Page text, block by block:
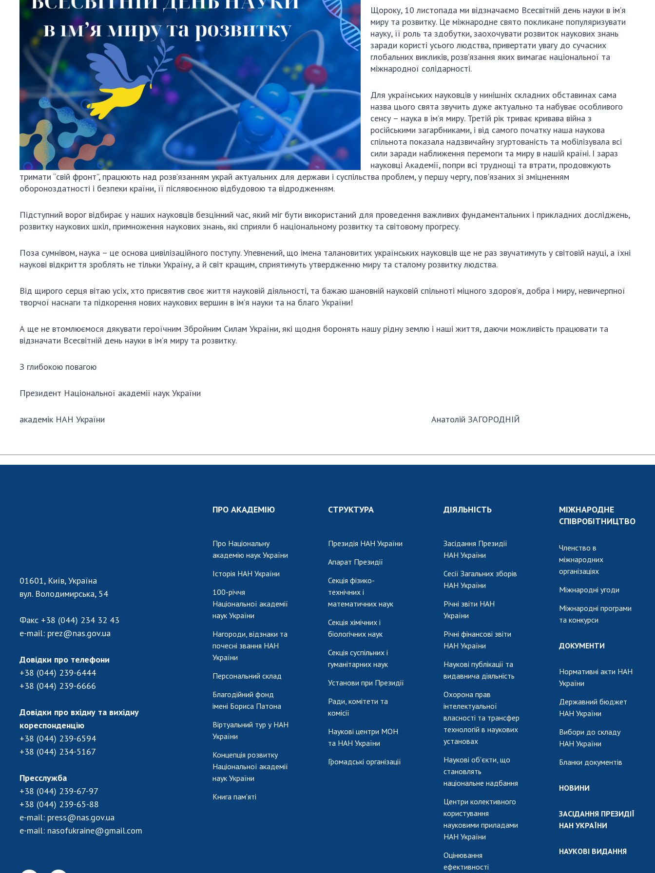
Персональний склад
Благодійний фонд
імені Бориса Патона
Віртуальний тур у
НАН України
Концепція розвитку
Національної
академії наук
України
Книга пам'яті
наук
Установи при
Президії
Ради, комітети
та комісії
Наукові центри
МОН та НАН
України
Громадські
організації
національне надбання
Центри колективного
користування науковими
приладами НАН України
Оцінювання ефективності
діяльності наукових установ
Конкурси наукових досліджень
НАН України
Відкрита наука в НАН України
Підготовка наукових кадрів
Робота з молоддю
НАН України
Державний
бюджет НАН
України
Вибори до складу
НОВИНИ
ЗАСІДАННЯ
ПРЕЗИДІЇ НАН
УКРАЇНИ
НАУКОВІ
ВИДАННЯ
АКАДЕМІЯ
КОНТАКТИ
Щороку, 10 листопада ми відзначаємо Всесвітній день науки в ім’я
миру та розвитку. Це міжнародне свято покликане популяризувати
науку, її роль та здобутки, заохочувати розвиток наукових знань
заради користі усього людства, привертати увагу до сучасних
глобальних викликів, розв’язання яких вимагає національної та
міжнародної солідарності.
Для українських науковців у нинішніх складних обставинах сама
назва цього свята звучить дуже актуально та набуває особливого
сенсу – наука в ім’я миру. Третій рік триває кривава війна з
російськими загарбниками, і від самого початку наша наукова
спільнота показала надзвичайну згуртованість та мобілізувала всі
сили заради наближення перемоги та миру в нашій країні. І зараз
науковці Академії, попри всі труднощі та втрати, продовжують
тримати “свій фронт”, працюють над розв’язанням украй актуальних для держави і суспільства проблем, у першу чергу, пов'язаних зі зміцненням
обороноздатності і безпеки країни, її післявоєнною відбудовою та відродженням.
Підступний ворог відбирає у наших науковців безцінний час, який міг бути використаний для проведення важливих фундаментальних і прикладних досліджень,
розвитку наукових шкіл, примноження наукових знань, які сприяли б національному розвитку та світовому прогресу.
Поза сумнівом, наука – це основа цивілізаційного поступу. Упевнений, що імена талановитих українських науковців ще не раз звучатимуть у світовій науці, а їхні
наукові відкриття зроблять не тільки Україну, а й світ кращим, сприятимуть утвердженню миру та сталому розвитку людства.
Від щирого серця вітаю усіх, хто присвятив своє життя науковій діяльності, та бажаю шановній науковій спільноті міцного здоров’я, добра і миру, невичерпної
творчої наснаги та підкорення нових наукових вершин в ім’я науки та на благо України!
А ще не втомлюємося дякувати героїчним Збройним Силам України, які щодня боронять нашу рідну землю і наші життя, даючи можливість працювати та
відзначати Всесвітній день науки в ім’я миру та розвитку.
З глибокою повагою
Президент Національної академії наук України
академік НАН України Анатолій ЗАГОРОДНІЙ
01601, Київ, Україна
вул. Володимирська, 54
Факс +38 (044) 234 32 43
e-mail: prez@nas.gov.ua
Довідки про телефони
+38 (044) 239-6444
+38 (044) 239-6666
Довідки про вхідну та вихідну
кореспонденцію
+38 (044) 239-6594
+38 (044) 234-5167
Пресслужба
+38 (044) 239-67-97
+38 (044) 239-65-88
e-mail: press@nas.gov.ua
e-mail: nasofukraine@gmail.com
ПРО АКАДЕМІЮ
Про Національну
академію наук України
Історія НАН України
100-річчя
Національної академії
наук України
Нагороди, відзнаки та
почесні звання НАН
України
Персональний склад
Благодійний фонд
імені Бориса Патона
Віртуальний тур у НАН
України
Концепція розвитку
Національної академії
наук України
Книга пам'яті
СТРУКТУРА
Президія НАН України
Апарат Президії
Секція фізико-
технічних і
математичних наук
Секція хімічних і
біологічних наук
Секція суспільних і
гуманітарних наук
Установи при Президії
Ради, комітети та
комісії
Наукові центри МОН
та НАН України
Громадські організації
ДІЯЛЬНІСТЬ
Засідання Президії
НАН України
Сесії Загальних зборів
НАН України
Річні звіти НАН
України
Річні фінансові звіти
НАН України
Наукові публікації та
видавнича діяльність
Охорона прав
інтелектуальної
власності та трансфер
технологій в наукових
установах
Наукові об'єкти, що
становлять
національне надбання
Центри колективного
користування
науковими приладами
НАН України
Оцінювання
ефективності
МІЖНАРОДНЕ
СПІВРОБІТНИЦТВО
Членство в
міжнародних
організаціях
Міжнародні угоди
Міжнародні програми
та конкурси
ДОКУМЕНТИ
Нормативні акти НАН
України
Державний бюджет
НАН України
Вибори до складу
НАН України
Бланки документів
НОВИНИ
ЗАСІДАННЯ ПРЕЗИДІЇ
НАН УКРАЇНИ
НАУКОВІ ВИДАННЯ